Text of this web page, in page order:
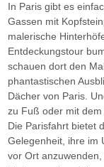
In Paris gibt es
Gassen mit
malerische
Entdeckungstour
schauen dort den
phantastischen
Dächer von Paris.
zu Fuß oder mit dem
Die Parisfahrt bietet
Gelegenheit, ihre im
vor Ort